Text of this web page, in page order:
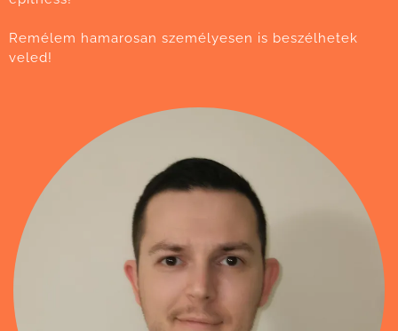
Remélem hamarosan személyesen is beszélhetek
veled!